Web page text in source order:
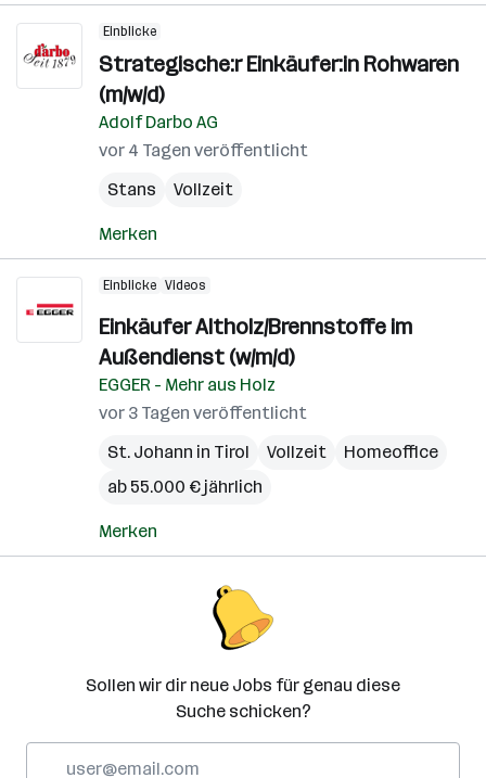
Einblicke
Strategische:r Einkäufer:in Rohwaren
(m/w/d)
Adolf Darbo AG
vor 4 Tagen veröffentlicht
Stans
Vollzeit
Merken
Einblicke Videos
Einkäufer Altholz/Brennstoffe im
Außendienst (w/m/d)
EGGER - Mehr aus Holz
vor 3 Tagen veröffentlicht
St. Johann in Tirol
Vollzeit
Homeoffice
ab 55.000 € jährlich
Merken
Sollen wir dir neue Jobs für genau diese
Suche schicken?